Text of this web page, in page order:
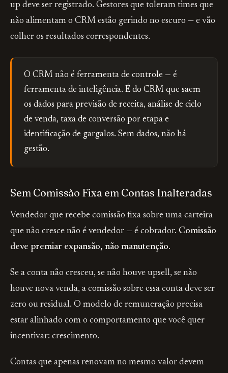
up deve ser registrado. Gestores que toleram times que
não alimentam o CRM estão gerindo no escuro — e vão
colher os resultados correspondentes.
O CRM não é ferramenta de controle — é
ferramenta de inteligência. É do CRM que saem
os dados para previsão de receita, análise de ciclo
de venda, taxa de conversão por etapa e
identificação de gargalos. Sem dados, não há
gestão.
Sem Comissão Fixa em Contas Inalteradas
Vendedor que recebe comissão fixa sobre uma carteira
que não cresce não é vendedor — é cobrador. Comissão
deve premiar expansão, não manutenção.
Se a conta não cresceu, se não houve upsell, se não
houve nova venda, a comissão sobre essa conta deve ser
zero ou residual. O modelo de remuneração precisa
estar alinhado com o comportamento que você quer
incentivar: crescimento.
Contas que apenas renovam no mesmo valor devem